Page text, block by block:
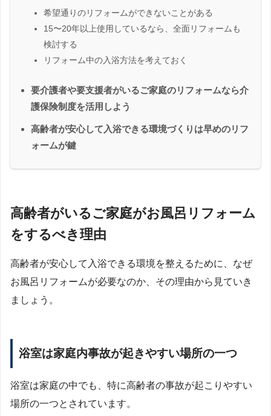
希望通りのリフォームができないことがある
15〜20年以上使用しているなら、全面リフォームも
検討する
リフォーム中の入浴方法を考えておく
要介護者や要支援者がいるご家庭のリフォームなら介
護保険制度を活用しよう
高齢者が安心して入浴できる環境づくりは早めのリフ
ォームが鍵
高齢者がいるご家庭がお風呂リフォーム
をするべき理由
高齢者が安心して入浴できる環境を整えるために、なぜ
お風呂リフォームが必要なのか、その理由から見ていき
ましょう。
浴室は家庭内事故が起きやすい場所の一つ
浴室は家庭の中でも、特に高齢者の事故が起こりやすい
場所の一つとされています。